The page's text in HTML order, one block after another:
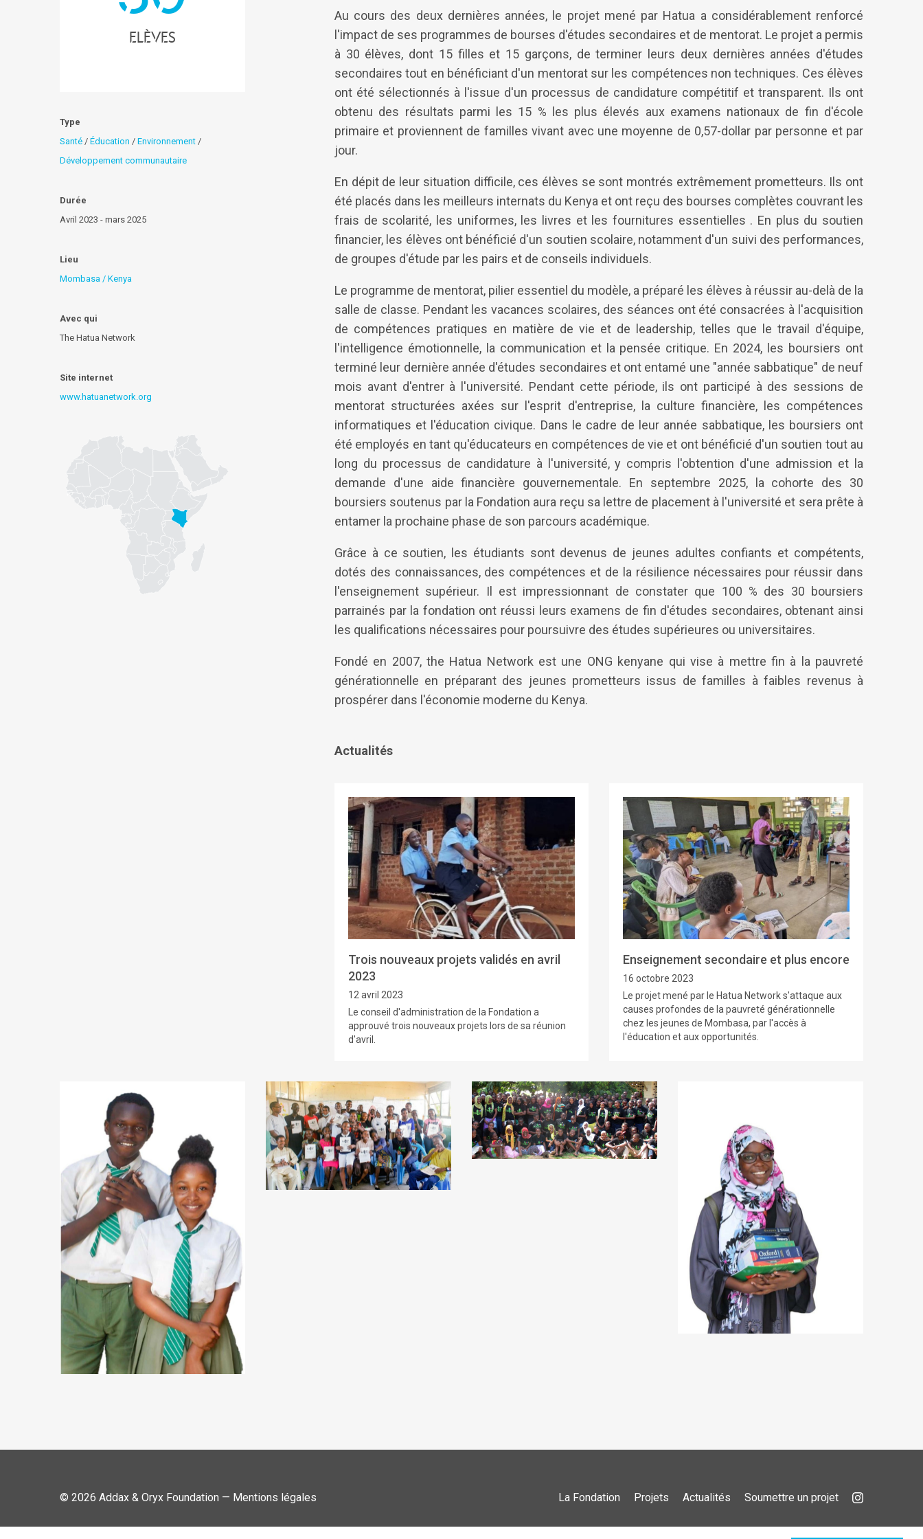
Au cours des deux dernières années, le projet mené par Hatua a considérablement renforcé
l'impact de ses programmes de bourses d'études secondaires et de mentorat. Le projet a permis
à 30 élèves, dont 15 filles et 15 garçons, de terminer leurs deux dernières années d'études
secondaires tout en bénéficiant d'un mentorat sur les compétences non techniques. Ces élèves
ont été sélectionnés à l'issue d'un processus de candidature compétitif et transparent. Ils ont
obtenu des résultats parmi les 15 % les plus élevés aux examens nationaux de fin d'école
primaire et proviennent de familles vivant avec une moyenne de 0,57-dollar par personne et par
jour.
En dépit de leur situation difficile, ces élèves se sont montrés extrêmement prometteurs. Ils ont
été placés dans les meilleurs internats du Kenya et ont reçu des bourses complètes couvrant les
frais de scolarité, les uniformes, les livres et les fournitures essentielles . En plus du soutien
financier, les élèves ont bénéficié d'un soutien scolaire, notamment d'un suivi des performances,
de groupes d'étude par les pairs et de conseils individuels.
Le programme de mentorat, pilier essentiel du modèle, a préparé les élèves à réussir au-delà de la
salle de classe. Pendant les vacances scolaires, des séances ont été consacrées à l'acquisition
de compétences pratiques en matière de vie et de leadership, telles que le travail d'équipe,
l'intelligence émotionnelle, la communication et la pensée critique. En 2024, les boursiers ont
terminé leur dernière année d'études secondaires et ont entamé une "année sabbatique" de neuf
mois avant d'entrer à l'université. Pendant cette période, ils ont participé à des sessions de
mentorat structurées axées sur l'esprit d'entreprise, la culture financière, les compétences
informatiques et l'éducation civique. Dans le cadre de leur année sabbatique, les boursiers ont
été employés en tant qu'éducateurs en compétences de vie et ont bénéficié d'un soutien tout au
long du processus de candidature à l'université, y compris l'obtention d'une admission et la
demande d'une aide financière gouvernementale. En septembre 2025, la cohorte des 30
boursiers soutenus par la Fondation aura reçu sa lettre de placement à l'université et sera prête à
entamer la prochaine phase de son parcours académique.
Grâce à ce soutien, les étudiants sont devenus de jeunes adultes confiants et compétents,
dotés des connaissances, des compétences et de la résilience nécessaires pour réussir dans
l'enseignement supérieur. Il est impressionnant de constater que 100 % des 30 boursiers
parrainés par la fondation ont réussi leurs examens de fin d'études secondaires, obtenant ainsi
les qualifications nécessaires pour poursuivre des études supérieures ou universitaires.
Fondé en 2007, the Hatua Network est une ONG kenyane qui vise à mettre fin à la pauvreté
générationnelle en préparant des jeunes prometteurs issus de familles à faibles revenus à
prospérer dans l'économie moderne du Kenya.
Actualités
Trois nouveaux projets validés en avril
2023
12 avril 2023
Le conseil d'administration de la Fondation a
approuvé trois nouveaux projets lors de sa réunion
d'avril.
Enseignement secondaire et plus encore
16 octobre 2023
Le projet mené par le Hatua Network s'attaque aux
causes profondes de la pauvreté générationnelle
chez les jeunes de Mombasa, par l'accès à
l'éducation et aux opportunités.
elèves
Type
Santé / Éducation / Environnement /
Développement communautaire
Durée
Avril 2023 - mars 2025
Lieu
Mombasa / Kenya
Avec qui
The Hatua Network
Site internet
www.hatuanetwork.org
© 2026 Addax & Oryx Foundation — Mentions légales La Fondation Projets Actualités Soumettre un projet